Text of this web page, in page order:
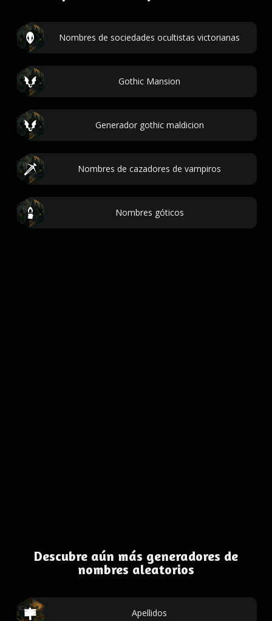
Nombres de sociedades ocultistas victorianas
Gothic Mansion
Generador gothic maldicion
Nombres de cazadores de vampiros
Nombres góticos
Descubre aún más generadores de
nombres aleatorios
Apellidos